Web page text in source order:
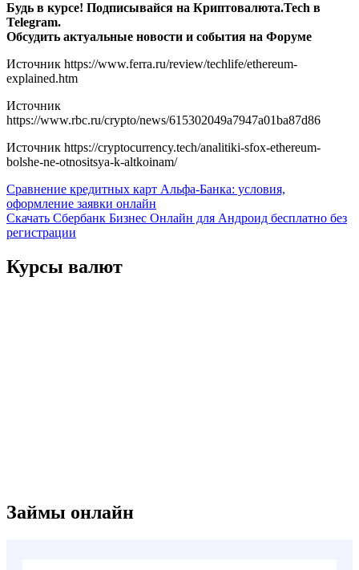
Будь в курсе! Подписывайся на Криптовалюта.Tech в
Telegram.
Обсудить актуальные новости и события на Форуме
Источник https://www.ferra.ru/review/techlife/ethereum-
explained.htm
Источник
https://www.rbc.ru/crypto/news/615302049a7947a01ba87d86
Источник https://cryptocurrency.tech/analitiki-sfox-ethereum-
bolshe-ne-otnositsya-k-altkoinam/
Навигация
по
записям
Сравнение кредитных карт Альфа-Банка: условия,
оформление заявки онлайн
Скачать Сбербанк Бизнес Онлайн для Андроид бесплатно без
регистрации
Курсы валют
Займы онлайн